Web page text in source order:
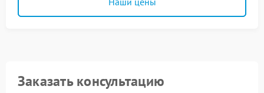
Заказать консультацию